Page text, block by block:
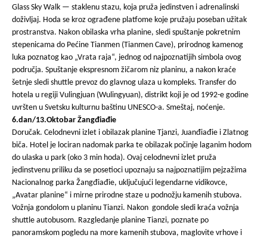
Glass Sky Walk — staklenu stazu, koja pruža jedinstven i adrenalinski
doživljaj. Hoda se kroz ograđene platfome koje pružaju poseban užitak
prostranstva. Nakon obilaska vrha planine, sledi spuštanje pokretnim
stepenicama do Pećine Tianmen (Tianmen Cave), prirodnog kamenog
luka poznatog kao „Vrata raja“, jednog od najpoznatijih simbola ovog
područja. Spuštanje ekspresnom žičarom niz planinu, a nakon kraće
šetnje sledi shuttle prevoz do glavnog ulaza u kompleks. Transfer do
hotela u regiji Vulingjuan (Wulingyuan), distrikt koji je od 1992-e godine
uvršten u Svetsku kulturnu baštinu UNESCO-a. Smeštaj, noćenje.
6.dan/13.Oktobar Žangđiađie
Doručak. Celodnevni izlet i obilazak planine Tjanzi, Juanđiađie i Zlatnog
biča. Hotel je lociran nadomak parka te obilazak počinje laganim hodom
do ulaska u park (oko 3 min hoda). Ovaj celodnevni izlet pruža
jedinstvenu priliku da se posetioci upoznaju sa najpoznatijim pejzažima
Nacionalnog parka Žangđiađie, uključujući legendarne vidikovce,
„Avatar planine“ i mirne prirodne staze u podnožju kamenih stubova.
Vožnja gondolom u planinu Tianzi. Nakon gondole sledi kraća vožnja
shuttle autobusom. Razgledanje planine Tianzi, poznate po
panoramskom pogledu na more kamenih stubova, maglovite vrhove i